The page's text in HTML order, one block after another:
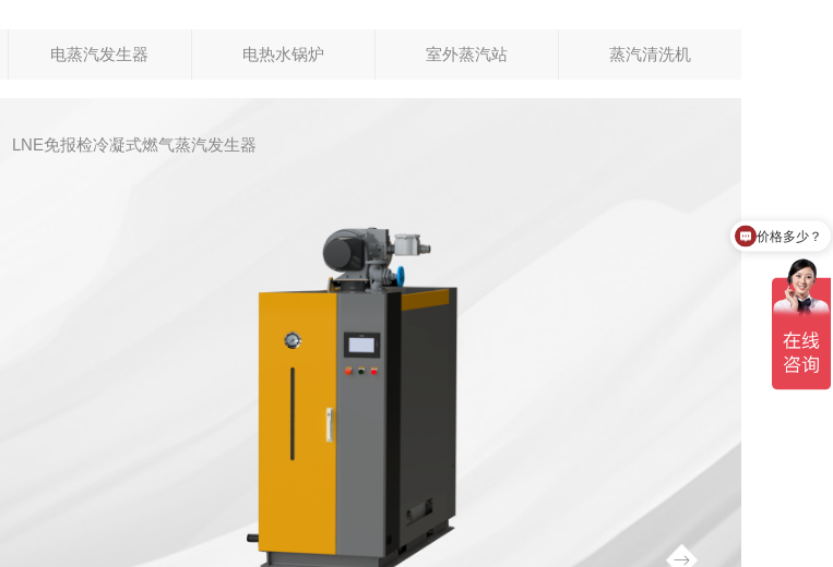
电蒸汽发生器 电热水锅炉 室外蒸汽站 蒸汽清洗机
LNE免报检冷凝式燃气蒸汽发生器
工厂联系电话